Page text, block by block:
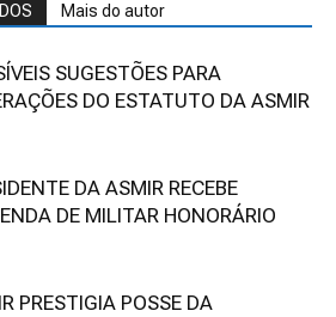
Mais do autor
SUGESTÕES PARA
DO ESTATUTO DA ASMIR
DA ASMIR RECEBE
DE MILITAR HONORÁRIO
PRESTIGIA POSSE DA